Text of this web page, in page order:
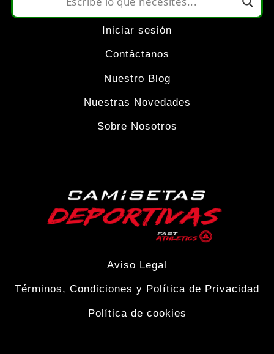
elegir
en
la
página
Iniciar sesión
Contáctanos
Nuestro Blog
Nuestras Novedades
Sobre Nosotros
Aviso Legal
Términos, Condiciones y Política de Privacidad
Política de cookies